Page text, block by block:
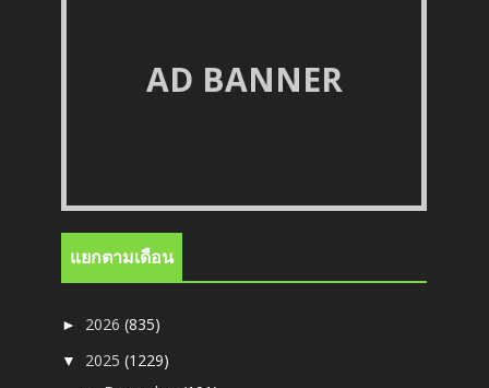
AD BANNER
แยกตามเดือน
► 2026(835)
▼ 2025(1229)